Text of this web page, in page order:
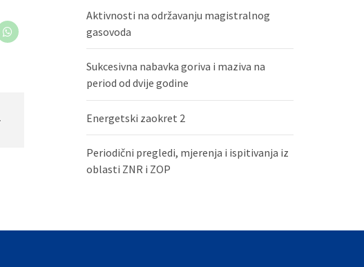
Aktivnosti na održavanju magistralnog
gasovoda
Sukcesivna nabavka goriva i maziva na
period od dvije godine
Energetski zaokret 2
Periodični pregledi, mjerenja i ispitivanja iz
oblasti ZNR i ZOP